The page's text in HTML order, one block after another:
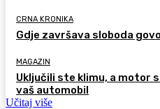
CRNA KRONIKA
Gdje završava sloboda
MAGAZIN
Uključili ste klimu, a motor
vaš automobil
Učitaj više